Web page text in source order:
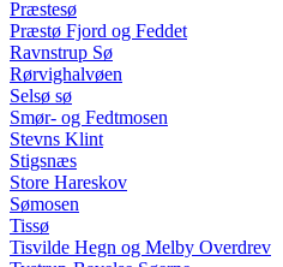
Præstesø
Præstø Fjord og Feddet
Ravnstrup Sø
Rørvighalvøen
Selsø sø
Smør- og Fedtmosen
Stevns Klint
Stigsnæs
Store Hareskov
Sømosen
Tissø
Tisvilde Hegn og Melby Overdrev